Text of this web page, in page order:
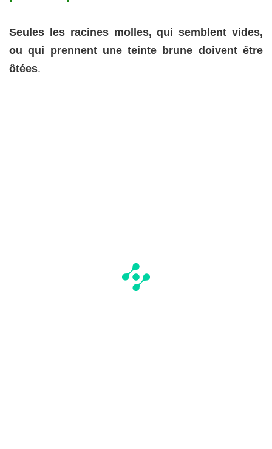
Seules les racines molles, qui semblent vides,
ou qui prennent une teinte brune doivent être
ôtées.